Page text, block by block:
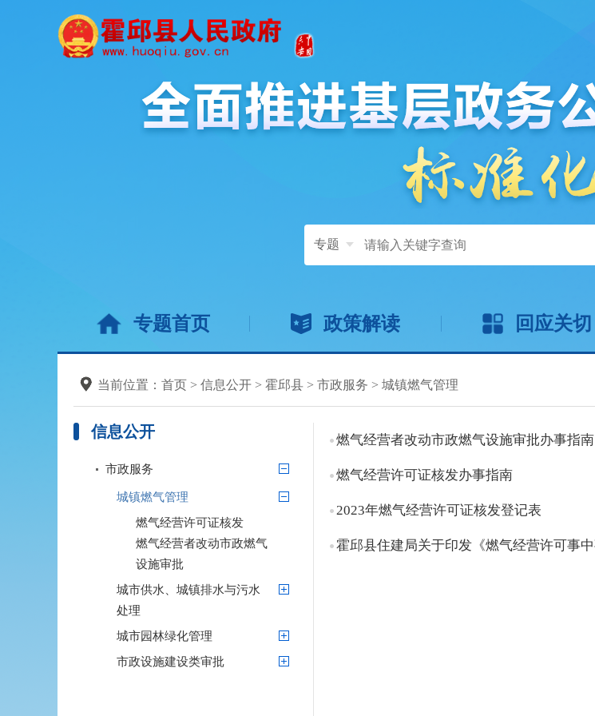
专题
专题首页 政策解读 回应关切
当前位置： 首页 > 信息公开 > 霍邱县 > 市政服务 > 城镇燃气管理
信息公开
市政服务
城镇燃气管理
燃气经营许可证核发
燃气经营者改动市政燃气
设施审批
城市供水、城镇排水与污水
处理
城市园林绿化管理
市政设施建设类审批
燃气经营者改动市政燃气设施审批办事指南
燃气经营许可证核发办事指南
2023年燃气经营许可证核发登记表